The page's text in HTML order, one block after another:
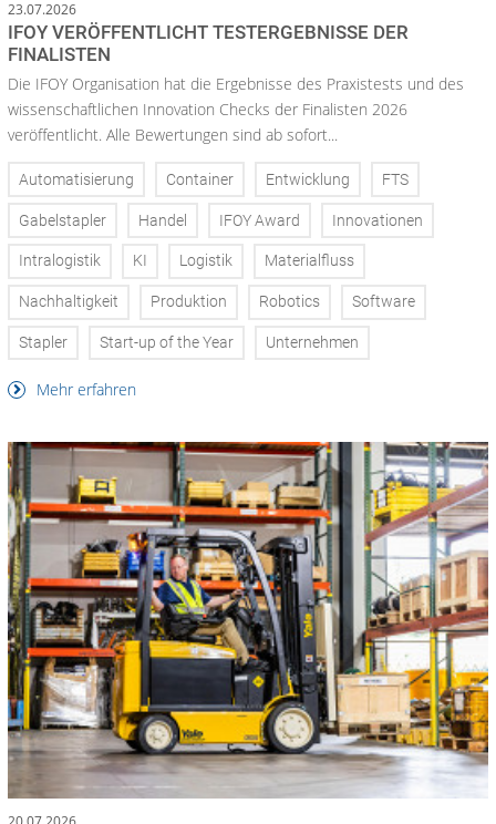
23.07.2026
IFOY VERÖFFENTLICHT TESTERGEBNISSE DER
FINALISTEN
Die IFOY Organisation hat die Ergebnisse des Praxistests und des
wissenschaftlichen Innovation Checks der Finalisten 2026
veröffentlicht. Alle Bewertungen sind ab sofort...
Automatisierung Container Entwicklung FTS
Gabelstapler Handel IFOY Award Innovationen
Intralogistik KI Logistik Materialfluss
Nachhaltigkeit Produktion Robotics Software
Stapler Start-up of the Year Unternehmen
Mehr erfahren